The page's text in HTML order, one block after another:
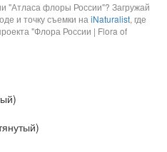
"Атласа флоры России"? Загружай
и точку съемки наiNaturalist, где
"Флора России | Flora of